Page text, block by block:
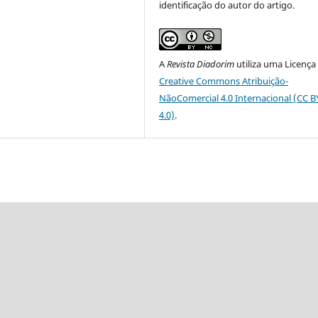
identificação do autor do artigo.
ARevista Diadorim utiliza uma Licença
Creative Commons Atribuição-
NãoComercial 4.0 Internacional (CC
4.0).